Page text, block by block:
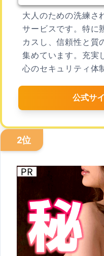
大人のための洗練さ
サービスです。特に
カスし、信頼性と質
集めています。充実
心のセキュリティ体
公式サ
2位